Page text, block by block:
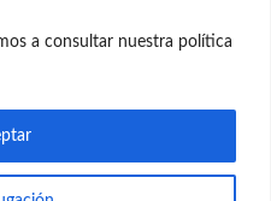
a consultar nuestra política